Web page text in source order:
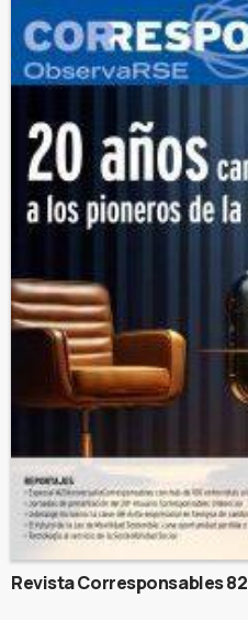
Revista Corresponsables 82